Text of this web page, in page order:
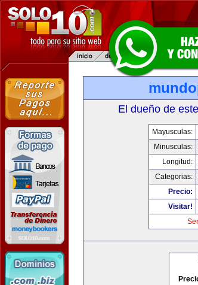
El dueño de
Mayusculas:
Minusculas:
Longitud:
Categorias:
Precio:
Visitar!